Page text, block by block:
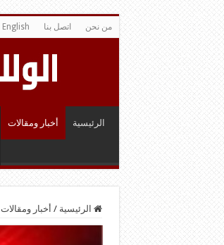
من نحن اتصل بنا English
الرئيسية أخبار ومقالات
الرئيسية / أخبار ومقالات